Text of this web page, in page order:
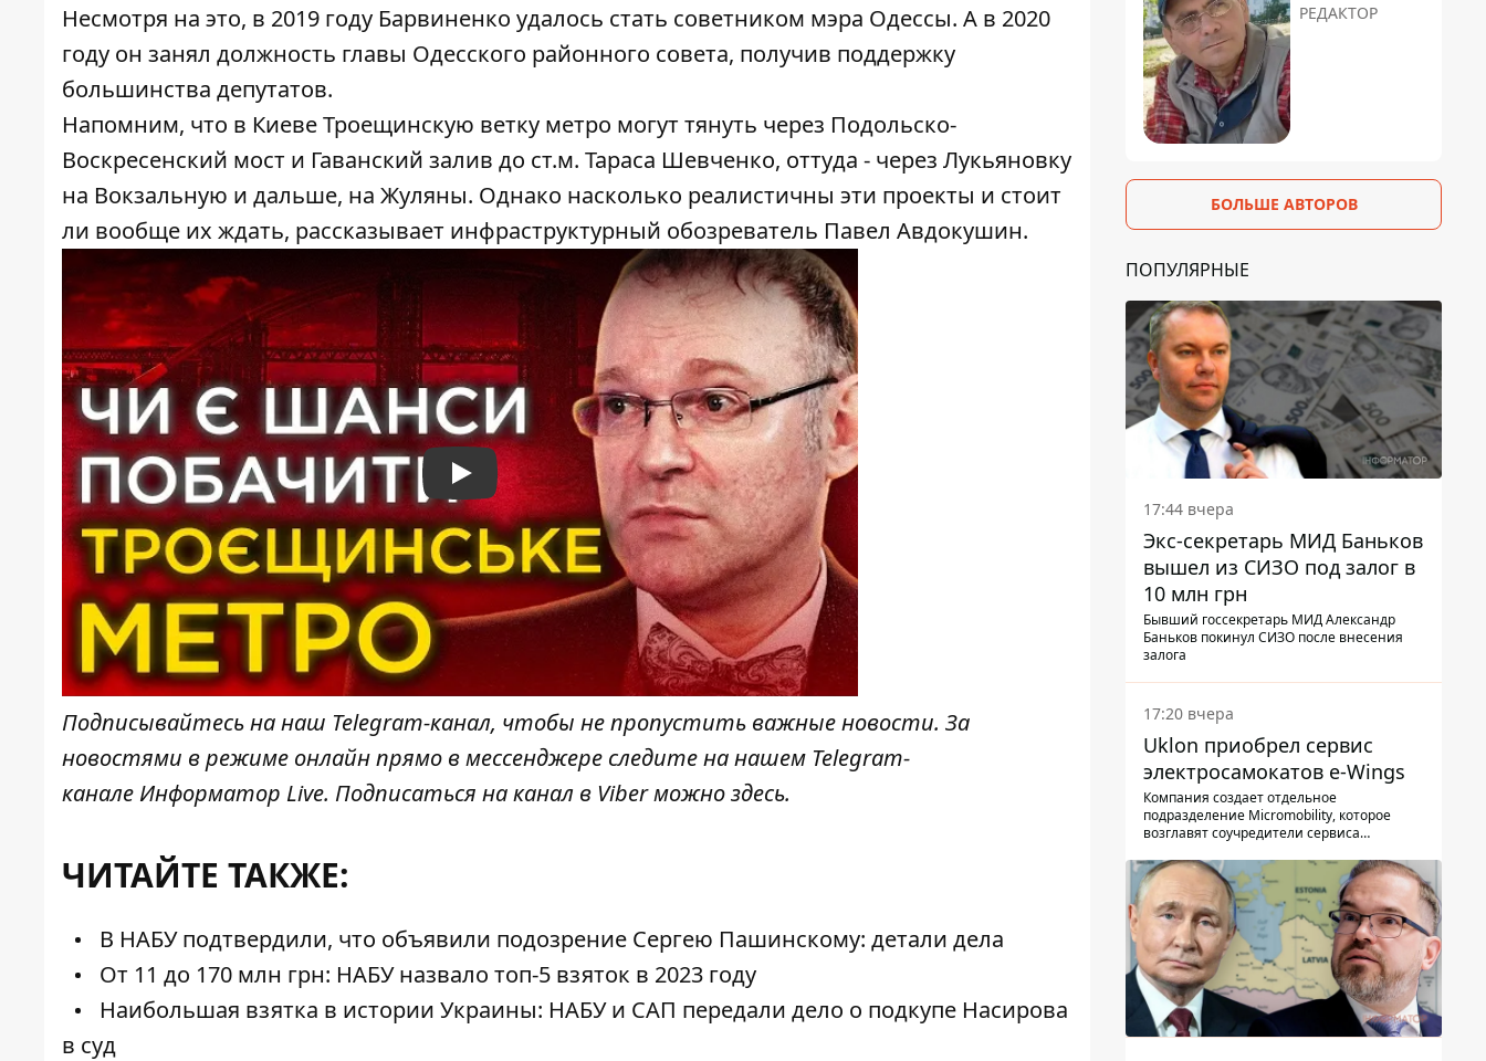
Несмотря на это, в 2019 году Барвиненко удалось стать советником мэра Одессы. А в 2020
году он занял должность главы Одесского районного совета, получив поддержку
большинства депутатов.
Напомним, что в Киеве Троещинскую ветку метро могут тянуть через Подольско-
Воскресенский мост и Гаванский залив до ст.м. Тараса Шевченко, оттуда - через Лукьяновку
на Вокзальную и дальше, на Жуляны. Однако насколько реалистичны эти проекты и стоит
ли вообще их ждать, рассказывает инфраструктурный обозреватель Павел Авдокушин.
Play
Подписывайтесь на наш Telegram-канал, чтобы не пропустить важные новости. За
новостями в режиме онлайн прямо в мессенджере следите на нашем Telegram-
канале Информатор Live. Подписаться на канал в Viber можноздесь.
ЧИТАЙТЕ ТАКЖЕ:
В НАБУ подтвердили, что объявили подозрение Сергею Пашинскому: детали дела
От 11 до 170 млн грн: НАБУ назвало топ-5 взяток в 2023 году
Наибольшая взятка в истории Украины: НАБУ и САП передали дело о подкупе Насирова
в суд
РЕДАКТОР
БОЛЬШЕ АВТОРОВ
ПОПУЛЯРНЫЕ
17:44 вчера
Экс-секретарь МИД Баньков
вышел из СИЗО под залог в
10 млн грн
Бывший госсекретарь МИД Александр
Баньков покинул СИЗО после внесения
залога
17:20 вчера
Uklon приобрел сервис
электросамокатов e-Wings
Компания создает отдельное
подразделение Micromobility, которое
возглавят соучредители сервиса